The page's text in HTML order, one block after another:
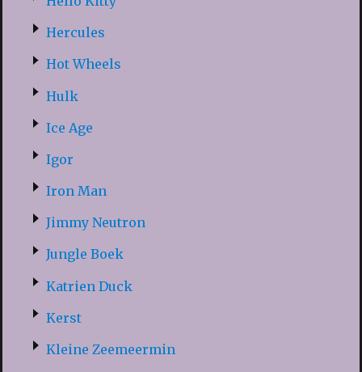
Hercules
Hot Wheels
Hulk
Ice Age
Igor
Iron Man
Jimmy Neutron
Jungle Boek
Katrien Duck
Kerst
Kleine Zeemeermin